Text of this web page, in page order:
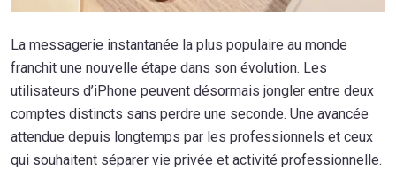
La messagerie instantanée la plus populaire au monde
franchit une nouvelle étape dans son évolution. Les
utilisateurs d’iPhone peuvent désormais jongler entre deux
comptes distincts sans perdre une seconde. Une avancée
attendue depuis longtemps par les professionnels et ceux
qui souhaitent séparer vie privée et activité professionnelle.